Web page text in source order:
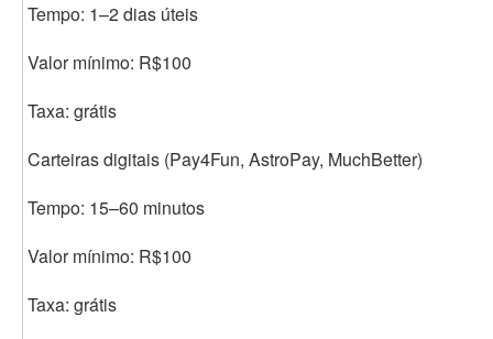
Tempo: 1–2 dias úteis
Valor mínimo: R$100
Taxa: grátis
Carteiras digitais (Pay4Fun, AstroPay, MuchBetter)
Tempo: 15–60 minutos
Valor mínimo: R$100
Taxa: grátis